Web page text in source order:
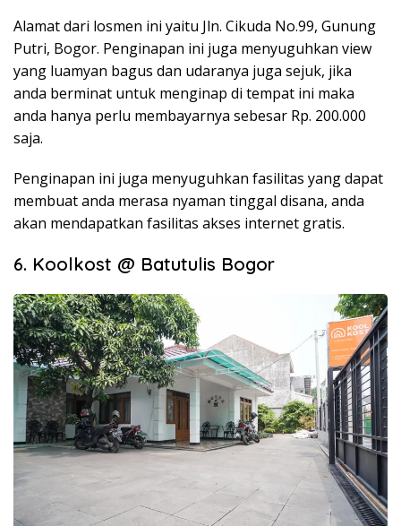
Alamat dari losmen ini yaitu Jln. Cikuda No.99, Gunung
Putri, Bogor. Penginapan ini juga menyuguhkan view
yang luamyan bagus dan udaranya juga sejuk, jika
anda berminat untuk menginap di tempat ini maka
anda hanya perlu membayarnya sebesar Rp. 200.000
saja.
Penginapan ini juga menyuguhkan fasilitas yang dapat
membuat anda merasa nyaman tinggal disana, anda
akan mendapatkan fasilitas akses internet gratis.
6. Koolkost @ Batutulis Bogor